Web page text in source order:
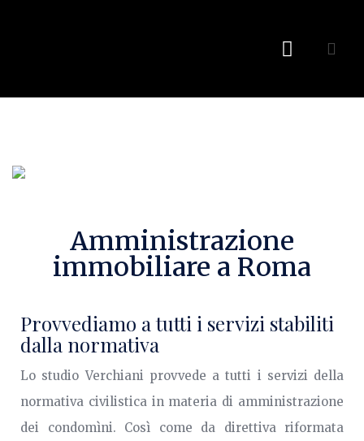
Amministrazione
immobiliare a Roma
Provvediamo a tutti i servizi stabiliti
dalla normativa
Lo studio Verchiani provvede a tutti i servizi della
normativa civilistica in materia di amministrazione
dei condomìni. Così come da direttiva riformata